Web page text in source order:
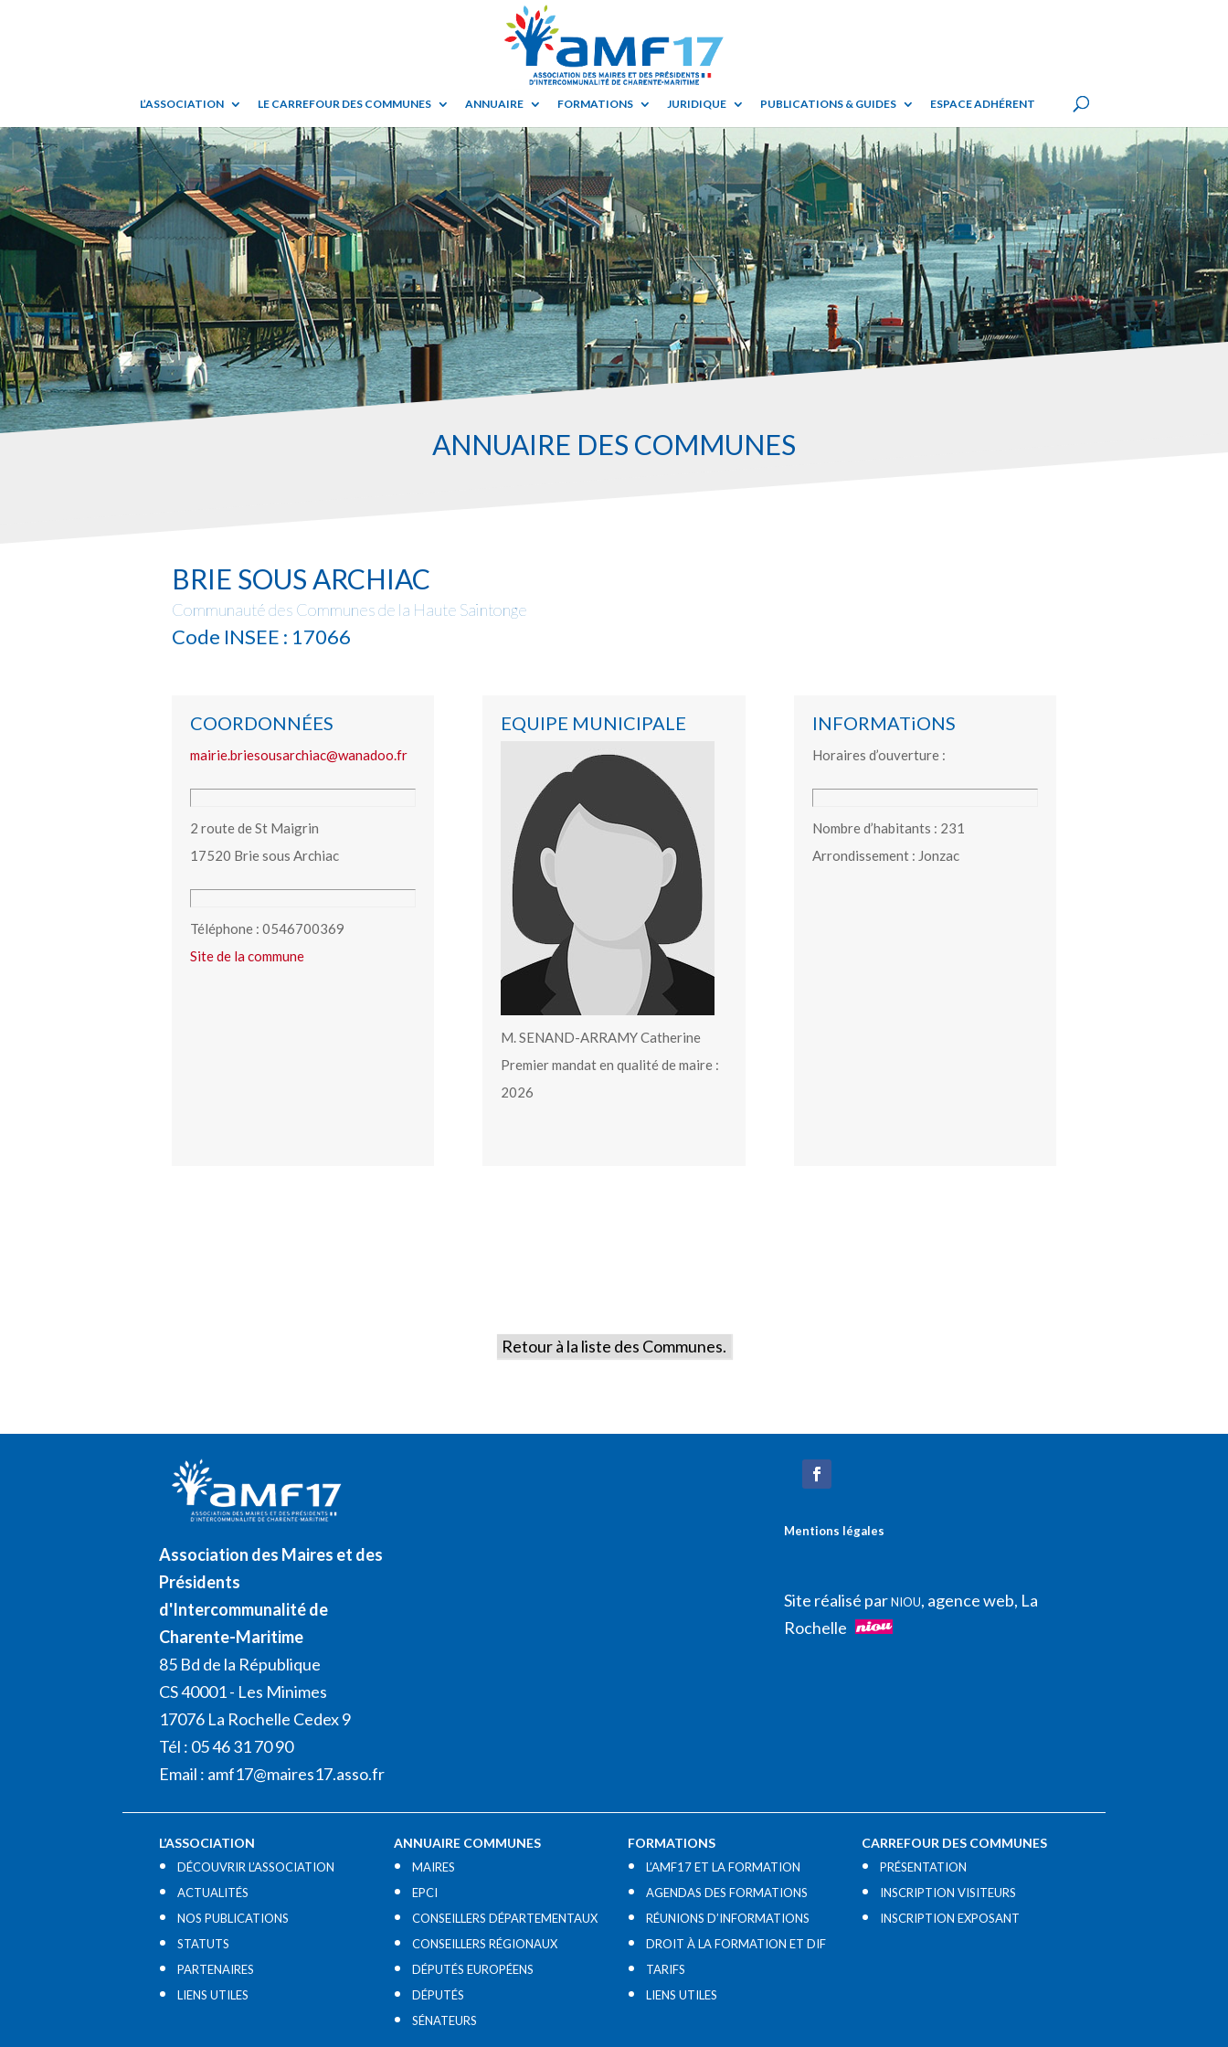
L’ASSOCIATION LE CARREFOUR DES COMMUNES ANNUAIRE FORMATIONS JURIDIQUE PUBLICATIONS & GUIDES ESPACE ADHÉRENT
ANNUAIRE DES COMMUNES
BRIE SOUS ARCHIAC
Communauté des Communes de la Haute Saintonge
Code INSEE : 17066
COORDONNÉES
mairie.briesousarchiac@wanadoo.fr
2 route de St Maigrin
17520 Brie sous Archiac
Téléphone : 0546700369
Site de la commune
EQUIPE MUNICIPALE
M. SENAND-ARRAMY Catherine
Premier mandat en qualité de maire :
2026
INFORMATiONS
Horaires d’ouverture :
Nombre d’habitants : 231
Arrondissement : Jonzac
Retour à la liste des Communes.
Association des Maires et des
Présidents
d'Intercommunalité de
Charente-Maritime
85 Bd de la République
CS 40001 - Les Minimes
17076 La Rochelle Cedex 9
Tél : 05 46 31 70 90
Email : amf17@maires17.asso.fr
Mentions légales
Site réalisé parNIOU, agence web, La
Rochelle
L’ASSOCIATION
DÉCOUVRIR L’ASSOCIATION
ACTUALITÉS
NOS PUBLICATIONS
STATUTS
PARTENAIRES
LIENS UTILES​
ANNUAIRE COMMUNES
MAIRES
EPCI
CONSEILLERS DÉPARTEMENTAUX
CONSEILLERS RÉGIONAUX
DÉPUTÉS EUROPÉENS
DÉPUTÉS
SÉNATEURS
FORMATIONS
L’AMF17 ET LA FORMATION
AGENDAS DES FORMATIONS
RÉUNIONS D’INFORMATIONS
DROIT À LA FORMATION ET DIF
TARIFS
LIENS UTILES​
CARREFOUR DES COMMUNES
PRÉSENTATION
INSCRIPTION VISITEURS
INSCRIPTION EXPOSANT